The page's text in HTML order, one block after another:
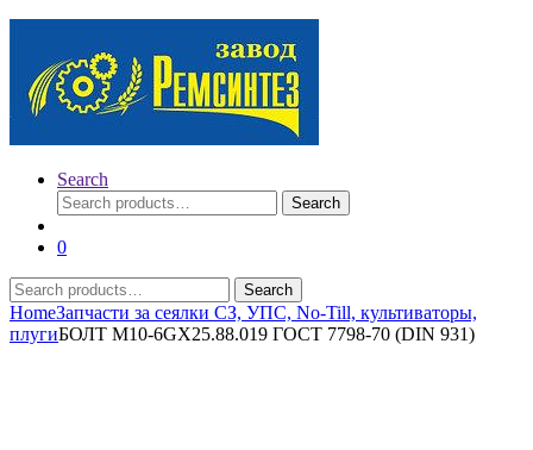
Search
Search
for:
Search
0
Search
for:
Search
HomeЗапчасти за сеялки СЗ, УПС, No-Till, культиваторы,
плугиБОЛТ М10-6GХ25.88.019 ГОСТ 7798-70 (DIN 931)